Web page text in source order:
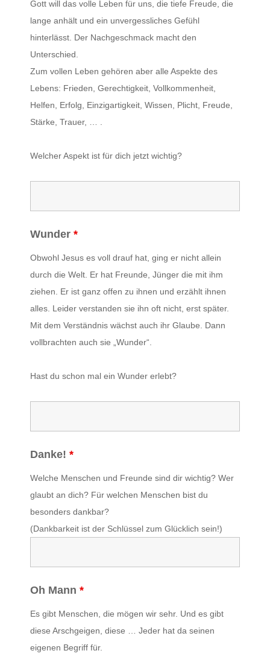
Gott will das volle Leben für uns, die tiefe Freude, die
lange anhält und ein unvergessliches Gefühl
hinterlässt. Der Nachgeschmack macht den
Unterschied.
Zum vollen Leben gehören aber alle Aspekte des
Lebens: Frieden, Gerechtigkeit, Vollkommenheit,
Helfen, Erfolg, Einzigartigkeit, Wissen, Plicht, Freude,
Stärke, Trauer, … .
Welcher Aspekt ist für dich jetzt wichtig?
Wunder *
Obwohl Jesus es voll drauf hat, ging er nicht allein
durch die Welt. Er hat Freunde, Jünger die mit ihm
ziehen. Er ist ganz offen zu ihnen und erzählt ihnen
alles. Leider verstanden sie ihn oft nicht, erst später.
Mit dem Verständnis wächst auch ihr Glaube. Dann
vollbrachten auch sie „Wunder“.
Hast du schon mal ein Wunder erlebt?
Danke! *
Welche Menschen und Freunde sind dir wichtig? Wer
glaubt an dich? Für welchen Menschen bist du
besonders dankbar?
(Dankbarkeit ist der Schlüssel zum Glücklich sein!)
Oh Mann *
Es gibt Menschen, die mögen wir sehr. Und es gibt
diese Arschgeigen, diese … Jeder hat da seinen
eigenen Begriff für.